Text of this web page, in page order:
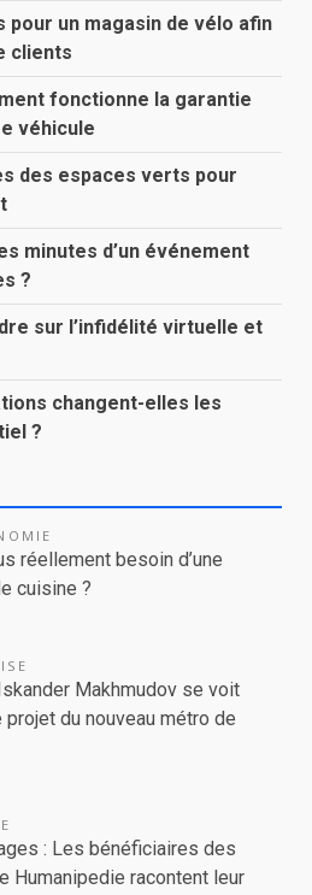
un magasin de vélo afin
clients
fonctionne la garantie
véhicule
des espaces verts pour
minutes d’un événement
?
sur l’infidélité virtuelle et
changent-elles les
?
réellement besoin d’une
cuisine ?
Makhmudov se voit
projet du nouveau métro de
: Les bénéficiaires des
Humanipedie racontent leur